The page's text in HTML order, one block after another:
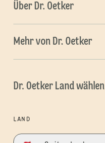
Über Dr. Oetker
Mehr von Dr. Oetker
Dr. Oetker Land wählen
LAND